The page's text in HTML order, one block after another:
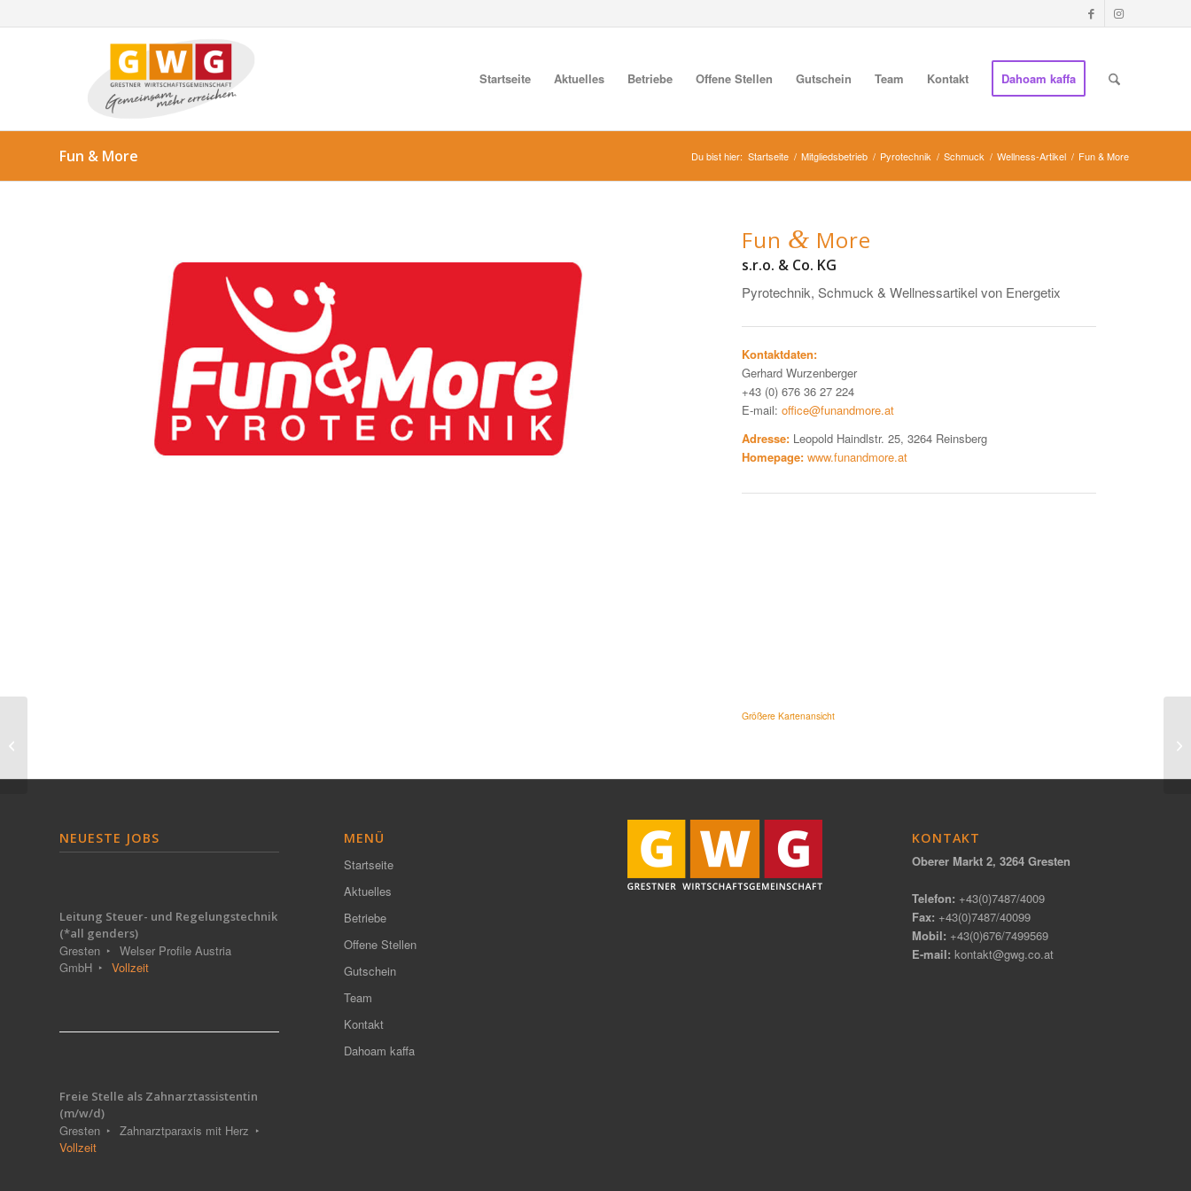
Startseite Aktuelles Betriebe Offene Stellen Gutschein Team Kontakt Dahoam kaffa
Fun & More Du bist hier: Startseite / Mitgliedsbetrieb / Pyrotechnik / Schmuck / Wellness-Artikel / Fun & More
Fun & More
s.r.o. & Co. KG
Pyrotechnik, Schmuck & Wellnessartikel von Energetix
Kontaktdaten:
Gerhard Wurzenberger
+43 (0) 676 36 27 224
E-mail: office@funandmore.at
Adresse: Leopold Haindlstr. 25, 3264 Reinsberg
Homepage: www.funandmore.at
Größere Kartenansicht
NEUESTE JOBS
Leitung Steuer- und Regelungstechnik
(*all genders)
Gresten
Welser Profile Austria
GmbH
Vollzeit
Freie Stelle als Zahnarztassistentin
(m/w/d)
Gresten
Zahnarztparaxis mit Herz
Vollzeit
MENÜ
Startseite
Aktuelles
Betriebe
Offene Stellen
Gutschein
Team
Kontakt
Dahoam kaffa
KONTAKT
Oberer Markt 2, 3264 Gresten
Telefon: +43(0)7487/4009
Fax: +43(0)7487/40099
Mobil: +43(0)676/7499569
E-mail: kontakt@gwg.co.at